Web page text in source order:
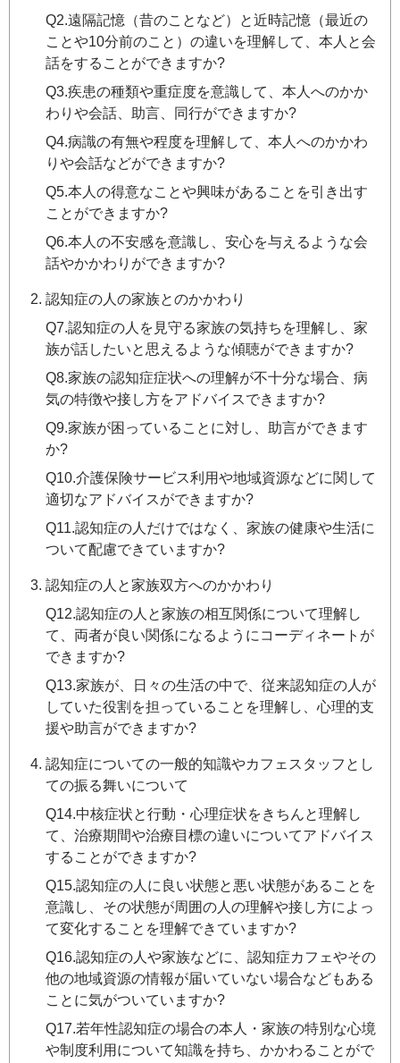
Q2.遠隔記憶（昔のことなど）と近時記憶（最近の
ことや10分前のこと）の違いを理解して、本人と会
話をすることができますか?
Q3.疾患の種類や重症度を意識して、本人へのかか
わりや会話、助言、同行ができますか?
Q4.病識の有無や程度を理解して、本人へのかかわ
りや会話などができますか?
Q5.本人の得意なことや興味があることを引き出す
ことができますか?
Q6.本人の不安感を意識し、安心を与えるような会
話やかかわりができますか?
認知症の人の家族とのかかわり
Q7.認知症の人を見守る家族の気持ちを理解し、家
族が話したいと思えるような傾聴ができますか?
Q8.家族の認知症症状への理解が不十分な場合、病
気の特徴や接し方をアドバイスできますか?
Q9.家族が困っていることに対し、助言ができます
か?
Q10.介護保険サービス利用や地域資源などに関して
適切なアドバイスができますか?
Q11.認知症の人だけではなく、家族の健康や生活に
ついて配慮できていますか?
認知症の人と家族双方へのかかわり
Q12.認知症の人と家族の相互関係について理解し
て、両者が良い関係になるようにコーディネートが
できますか?
Q13.家族が、日々の生活の中で、従来認知症の人が
していた役割を担っていることを理解し、心理的支
援や助言ができますか?
認知症についての一般的知識やカフェスタッフとし
ての振る舞いについて
Q14.中核症状と行動・心理症状をきちんと理解し
て、治療期間や治療目標の違いについてアドバイス
することができますか?
Q15.認知症の人に良い状態と悪い状態があることを
意識し、その状態が周囲の人の理解や接し方によっ
て変化することを理解できていますか?
Q16.認知症の人や家族などに、認知症カフェやその
他の地域資源の情報が届いていない場合などもある
ことに気がついていますか?
Q17.若年性認知症の場合の本人・家族の特別な心境
や制度利用について知識を持ち、かかわることがで